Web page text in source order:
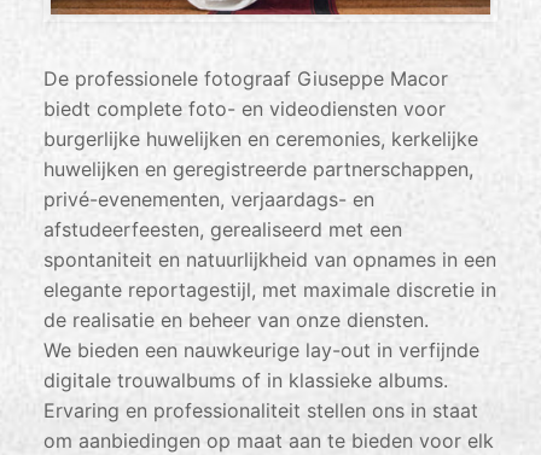
De professionele fotograaf Giuseppe Macor
biedt complete foto- en videodiensten voor
burgerlijke huwelijken en ceremonies, kerkelijke
huwelijken en geregistreerde partnerschappen,
privé-evenementen, verjaardags- en
afstudeerfeesten, gerealiseerd met een
spontaniteit en natuurlijkheid van opnames in een
elegante reportagestijl, met maximale discretie in
de realisatie en beheer van onze diensten.
We bieden een nauwkeurige lay-out in verfijnde
digitale trouwalbums of in klassieke albums.
Ervaring en professionaliteit stellen ons in staat
om aanbiedingen op maat aan te bieden voor elk